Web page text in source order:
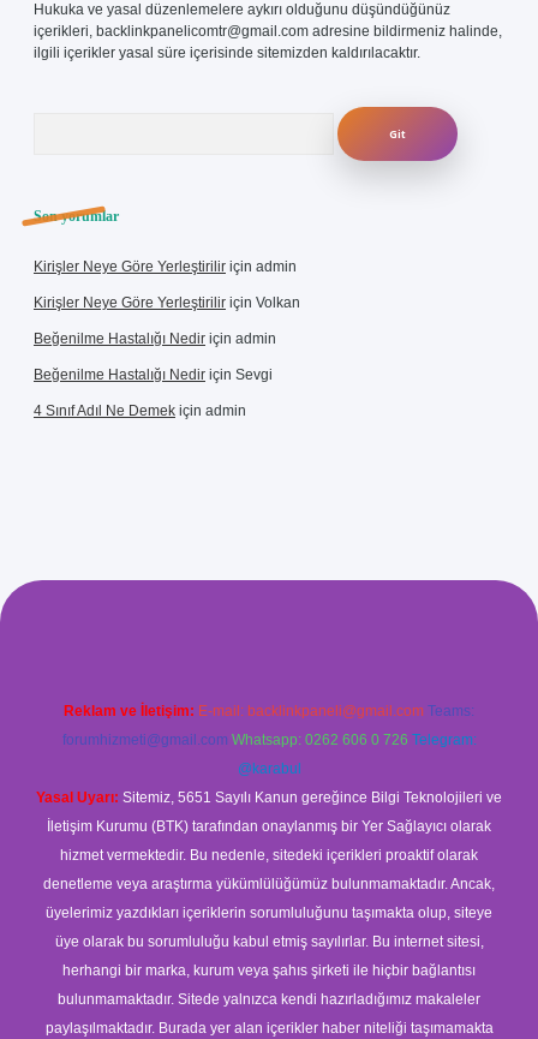
Hukuka ve yasal düzenlemelere aykırı olduğunu düşündüğünüz
içerikleri, backlinkpanelicomtr@gmail.com adresine bildirmeniz halinde,
ilgili içerikler yasal süre içerisinde sitemizden kaldırılacaktır.
Son yorumlar
Kirişler Neye Göre Yerleştirilir için admin
Kirişler Neye Göre Yerleştirilir için Volkan
Beğenilme Hastalığı Nedir için admin
Beğenilme Hastalığı Nedir için Sevgi
4 Sınıf Adıl Ne Demek için admin
giriş
Reklam ve İletişim: E-mail: backlinkpaneli@gmail.com Teams:
forumhizmeti@gmail.com Whatsapp: 0262 606 0 726 Telegram:
@karabul
Yasal Uyarı: Sitemiz, 5651 Sayılı Kanun gereğince Bilgi Teknolojileri ve
İletişim Kurumu (BTK) tarafından onaylanmış bir Yer Sağlayıcı olarak
hizmet vermektedir. Bu nedenle, sitedeki içerikleri proaktif olarak
denetleme veya araştırma yükümlülüğümüz bulunmamaktadır. Ancak,
üyelerimiz yazdıkları içeriklerin sorumluluğunu taşımakta olup, siteye
üye olarak bu sorumluluğu kabul etmiş sayılırlar. Bu internet sitesi,
herhangi bir marka, kurum veya şahıs şirketi ile hiçbir bağlantısı
bulunmamaktadır. Sitede yalnızca kendi hazırladığımız makaleler
paylaşılmaktadır. Burada yer alan içerikler haber niteliği taşımamakta